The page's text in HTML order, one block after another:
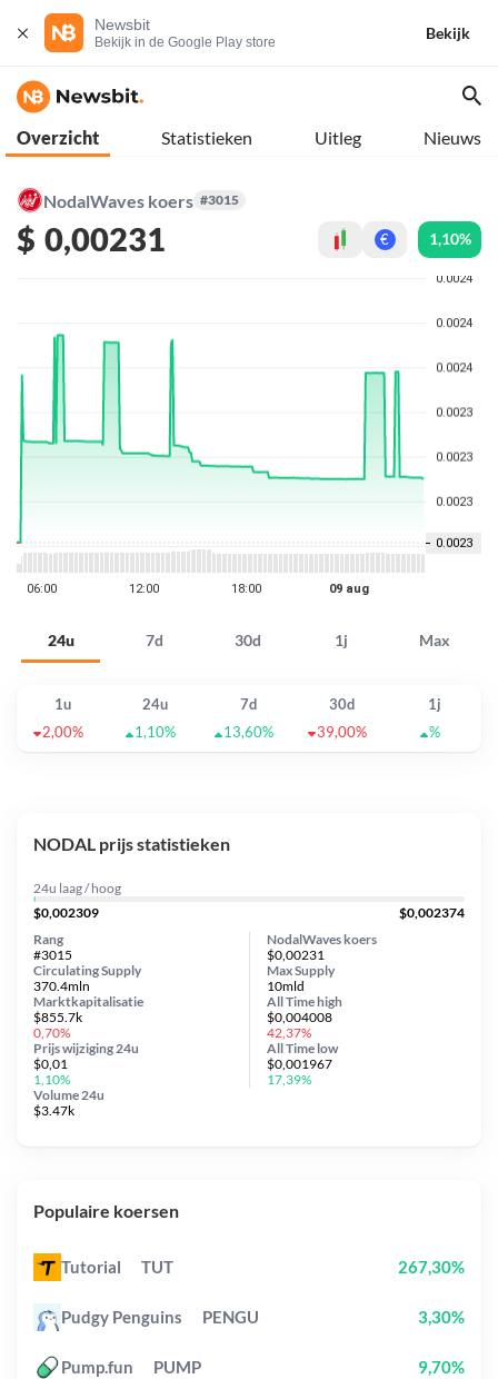
Newsbit
Bekijk in de Google Play store
Bekijk
Overzicht Statistieken Uitleg Nieuws
NodalWaves koers #3015
$ 0,00231 € 1,10%
24u 7d 30d 1j Max
1u 24u 7d 30d
1j
2,00%
1,10% 13,60% 39,00% %
NODAL prijs statistieken
24u laag / hoog
$0,002309
$0,002374
NodalWaves koers
$0,00231
Circulating Supply
370.4mln
Prijs wijziging 24u
$0,01
1,10%
Max Supply
10mld
Marktkapitalisatie
$855.7k
0,70%
Volume 24u
$3.47k
Rang
#3015
All Timehigh
$0,004008
42,37%
All Time low
$0,001967
17,39%
Populaire koersen
Tutorial TUT 267,30%
Pudgy Penguins PENGU 3,30%
Pump.fun PUMP 9,70%